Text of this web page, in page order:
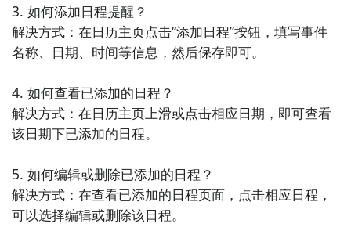
应用，提供了多种文档处理和编辑功能。它支持文字、
图片、表格和图表等多种形式的内容，方便用户记录和
整理信息。此外，金山文档还具有多设备同步和分享功
6. 《Teambition》 - Teambition是一款团队协作和项
目管理应用，可以帮助团队成员协同工作、分配任务和
日历、任务列表和文档管理等功能。用户可以在
Teambition中创建和管理项目，方便团队成员之间的沟
通和合作。
3. 如何添加日程提醒？
解决方式：在日历主页点击“添加日程”按钮，填写事件
名称、日期、时间等信息，然后保存即可。
4. 如何查看已添加的日程？
解决方式：在日历主页上滑或点击相应日期，即可查看
该日期下已添加的日程。
5. 如何编辑或删除已添加的日程？
解决方式：在查看已添加的日程页面，点击相应日程，
可以选择编辑或删除该日程。